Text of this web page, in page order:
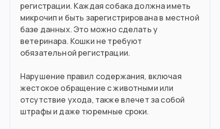
Подойдет вам если
Планируете поступить в вуз
Готовы открыть свой бизнес
Въезд в страну
регистрации. Каждая собака должна иметь
микрочип и быть зарегистрирована в местной
базе данных. Это можно сделать у
ветеринара. Кошки не требуют
обязательной регистрации.
Нарушение правил содержания, включая
жестокое обращение с животными или
отсутствие ухода, также влечет за собой
штрафы и даже тюремные сроки.